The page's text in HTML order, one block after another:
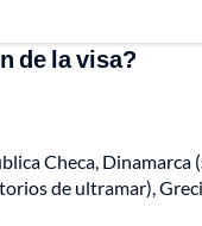
de la visa?
Checa,
de ultramar),